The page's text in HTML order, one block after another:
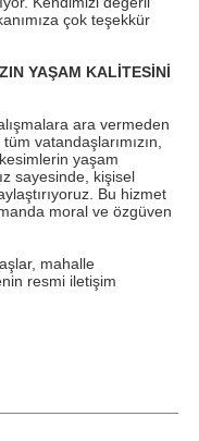
çok teşekkür
YAŞAM KALİTESİNİ
ara vermeden
vatandaşlarımızın,
yaşam
sayesinde, kişisel
Bu hizmet
moral ve özgüven
mahalle
resmi iletişim